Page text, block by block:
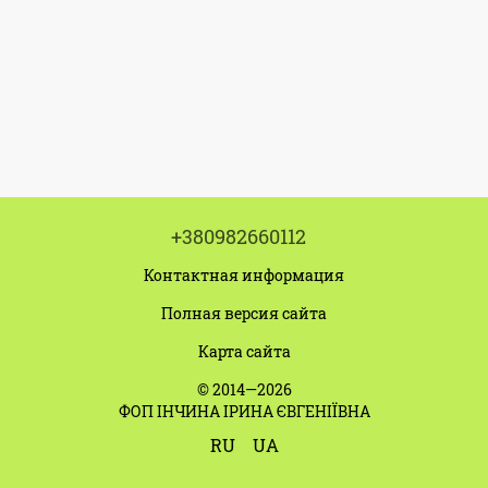
+380982660112
Контактная информация
Полная версия сайта
Карта сайта
© 2014—2026
ФОП ІНЧИНА ІРИНА ЄВГЕНІЇВНА
RU UA